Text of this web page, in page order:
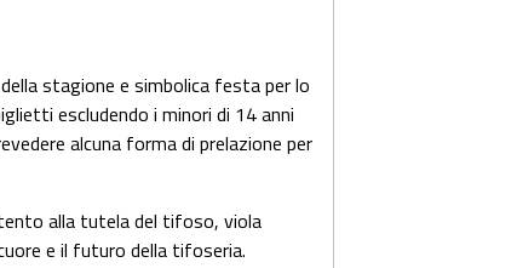
stagione e simbolica festa per lo
escludendo i minori di 14 anni
alcuna forma di prelazione per
alla tutela del tifoso, viola
e il futuro della tifoseria.